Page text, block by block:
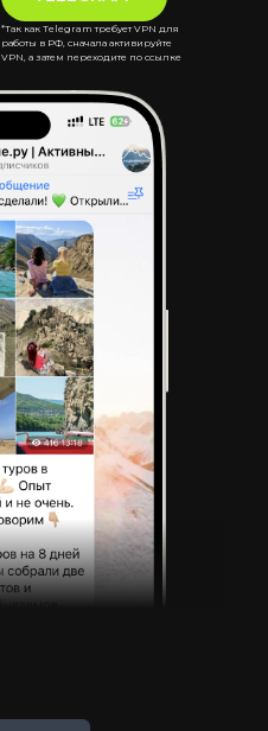
*Так как Telegram требует VPN для
работы в РФ, сначала активируйте
VPN, а затем переходите по ссылке